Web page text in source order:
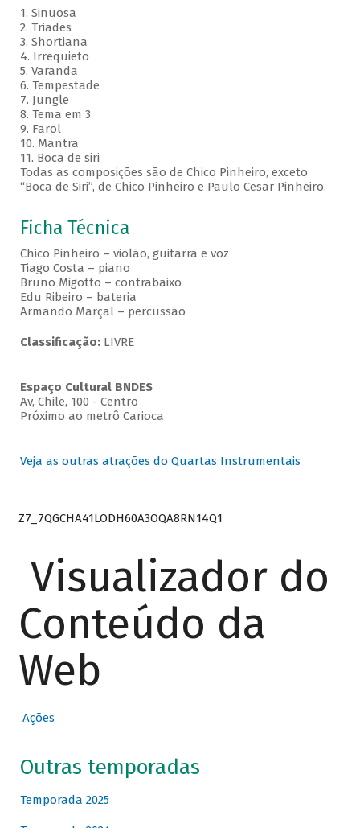
1. Sinuosa
2. Triades
3. Shortiana
4. Irrequieto
5. Varanda
6. Tempestade
7. Jungle
8. Tema em 3
9. Farol
10. Mantra
11. Boca de siri
Todas as composições são de Chico Pinheiro, exceto
“Boca de Siri”, de Chico Pinheiro e Paulo Cesar Pinheiro.
Ficha Técnica
Chico Pinheiro – violão, guitarra e voz
Tiago Costa – piano
Bruno Migotto – contrabaixo
Edu Ribeiro – bateria
Armando Marçal – percussão
Classificação: LIVRE
Espaço Cultural BNDES
Av, Chile, 100 - Centro
Próximo ao metrô Carioca
Veja as outras atrações do Quartas Instrumentais
Z7_7QGCHA41LODH60A3OQA8RN14Q1
Visualizador do
Conteúdo da
Web
Ações
Outras temporadas
Temporada 2025